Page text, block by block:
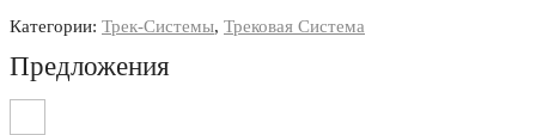
Категории: Трек-Системы, Трековая Система
Предложения